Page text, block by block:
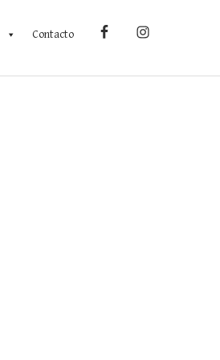
Contacto